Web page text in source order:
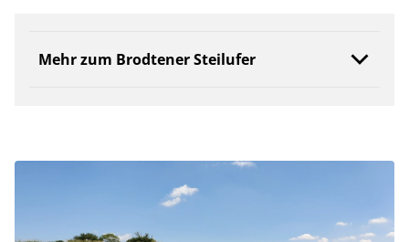
Mehr zum Brodtener Steilufer